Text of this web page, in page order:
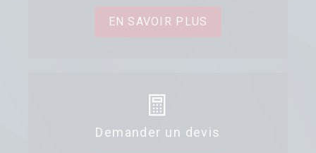
EN SAVOIR PLUS
Demander un devis